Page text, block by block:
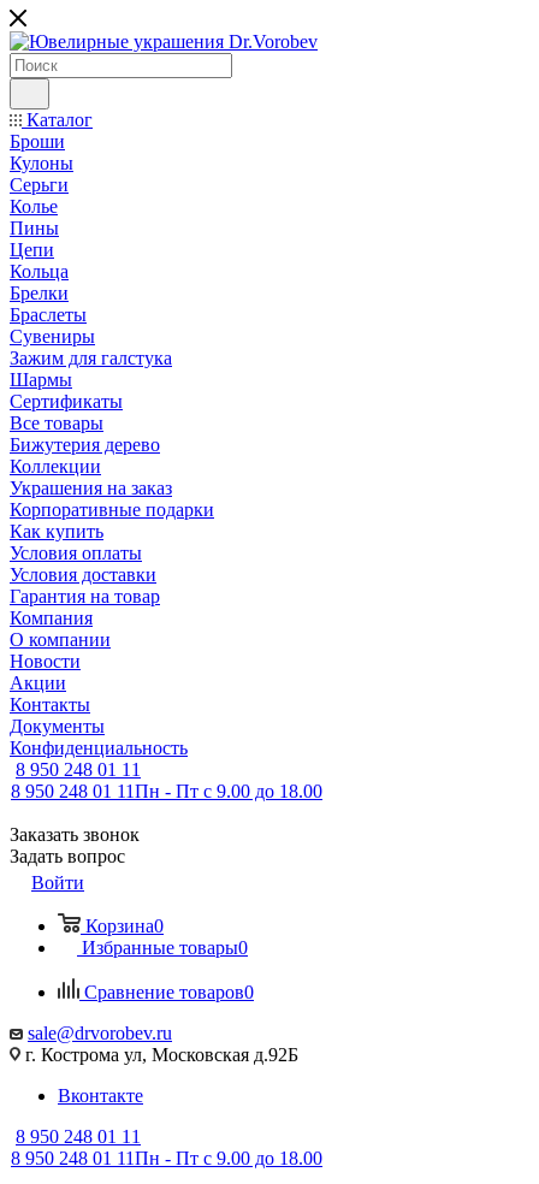
Каталог
Броши
Кулоны
Серьги
Колье
Пины
Цепи
Кольца
Брелки
Браслеты
Сувениры
Зажим для галстука
Шармы
Сертификаты
Все товары
Бижутерия дерево
Коллекции
Украшения на заказ
Корпоративные подарки
Как купить
Условия оплаты
Условия доставки
Гарантия на товар
Компания
О компании
Новости
Акции
Контакты
Документы
Конфиденциальность
8 950 248 01 11
8 950 248 01 11Пн - Пт с 9.00 до 18.00
Заказать звонок
Задать вопрос
Войти
Корзина0
Избранные товары0
Сравнение товаров0
sale@drvorobev.ru
г. Кострома ул, Московская д.92Б
Вконтакте
8 950 248 01 11
8 950 248 01 11Пн - Пт с 9.00 до 18.00